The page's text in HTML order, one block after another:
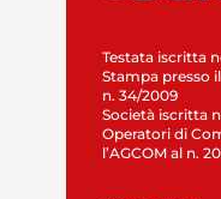
Testata iscritta
Stampa presso
n. 34/2009
Società iscritta
Operatori di
l’AGCOM al n.